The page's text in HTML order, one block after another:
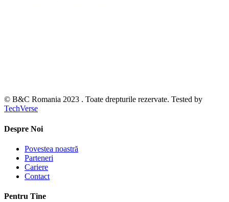
© B&C Romania 2023 . Toate drepturile rezervate. Tested by
TechVerse
Despre Noi
Povestea noastră
Parteneri
Cariere
Contact
Pentru Tine